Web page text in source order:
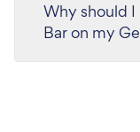
Why should I
Bar on my